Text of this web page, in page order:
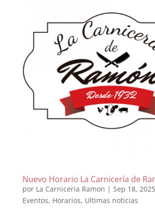
Nuevo Horario La Carnicería de
por La Carniceria Ramon | Sep 18, 2025
Eventos, Horarios, Ultimas noticias